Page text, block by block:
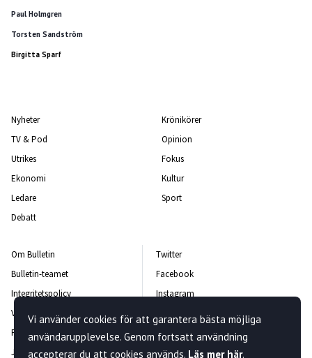
Paul Holmgren
Torsten Sandström
Birgitta Sparf
Nyheter
TV & Pod
Utrikes
Ekonomi
Ledare
Debatt
Krönikörer
Opinion
Fokus
Kultur
Sport
Om Bulletin
Bulletin-teamet
Integritetspolicy
Vanliga frågor och svar
Rättelsepolicy
Jobba hos oss
Twitter
Facebook
Instagram
Kontakta oss
Nyhetsbrev
Vi använder cookies för att garantera bästa möjliga
användarupplevelse. Genom fortsatt användning
accepterar du att cookies används. Läs mer här.